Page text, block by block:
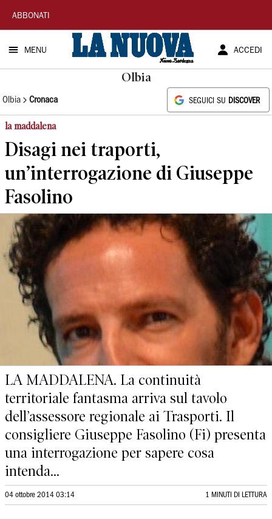
La
Nuova
Sardegna
ABBONATI
MENU ACCEDI
Olbia
Olbia Cronaca SEGUICI SU DISCOVER
la maddalena
Disagi nei traporti,
un’interrogazione di Giuseppe
Fasolino
LA MADDALENA. La continuità
territoriale fantasma arriva sul tavolo
dell’assessore regionale ai Trasporti. Il
consigliere Giuseppe Fasolino (Fi) presenta
una interrogazione per sapere cosa
intenda...
04 ottobre 2014 03:14 1 MINUTI DI LETTURA